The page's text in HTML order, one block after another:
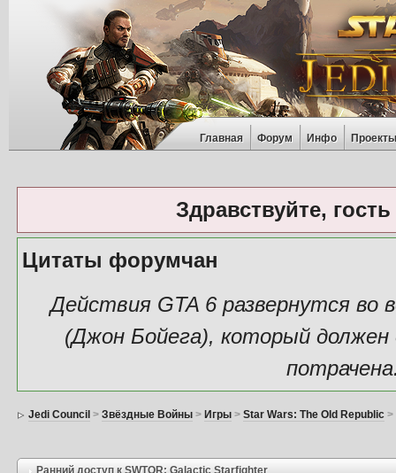
Главная Форум Инфо
Здравствуйте, гость
Цитаты форумчан
Действия GTA 6 развернутся во
(Джон Бойега), который должен
Jedi Council >Звёздные Войны > Игры >Star Wars: The Old Republic >
Ранний доступ к SWTOR: Galactic Starfighter